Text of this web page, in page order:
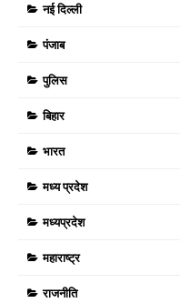
नई दिल्ली
पंजाब
पुलिस
बिहार
भारत
मध्य प्रदेश
मध्यप्रदेश
महाराष्ट्र
राजनीति